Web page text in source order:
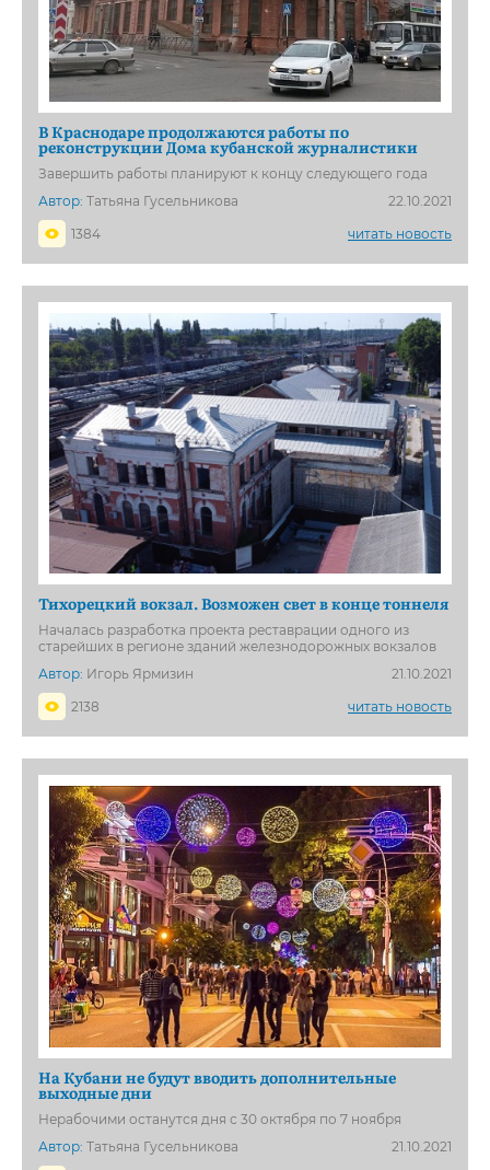
В Краснодаре продолжаются работы по
реконструкции Дома кубанской журналистики
Завершить работы планируют к концу следующего года
Автор: Татьяна Гусельникова
22.10.2021
1384
читать новость
Тихорецкий вокзал. Возможен свет в конце тоннеля
Началась разработка проекта реставрации одного из
старейших в регионе зданий железнодорожных вокзалов
Автор: Игорь Ярмизин
21.10.2021
2138
читать новость
На Кубани не будут вводить дополнительные
выходные дни
Нерабочими останутся дня с 30 октября по 7 ноября
Автор: Татьяна Гусельникова 21.10.2021